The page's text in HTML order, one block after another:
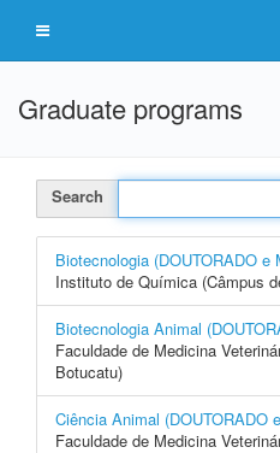
Graduate programs
Search
Biotecnologia (DOUTORADO e
Instituto de Química (Câmpus
Biotecnologia Animal
Faculdade de Medicina
Botucatu)
Ciência Animal (DOUTORADO
Faculdade de Medicina